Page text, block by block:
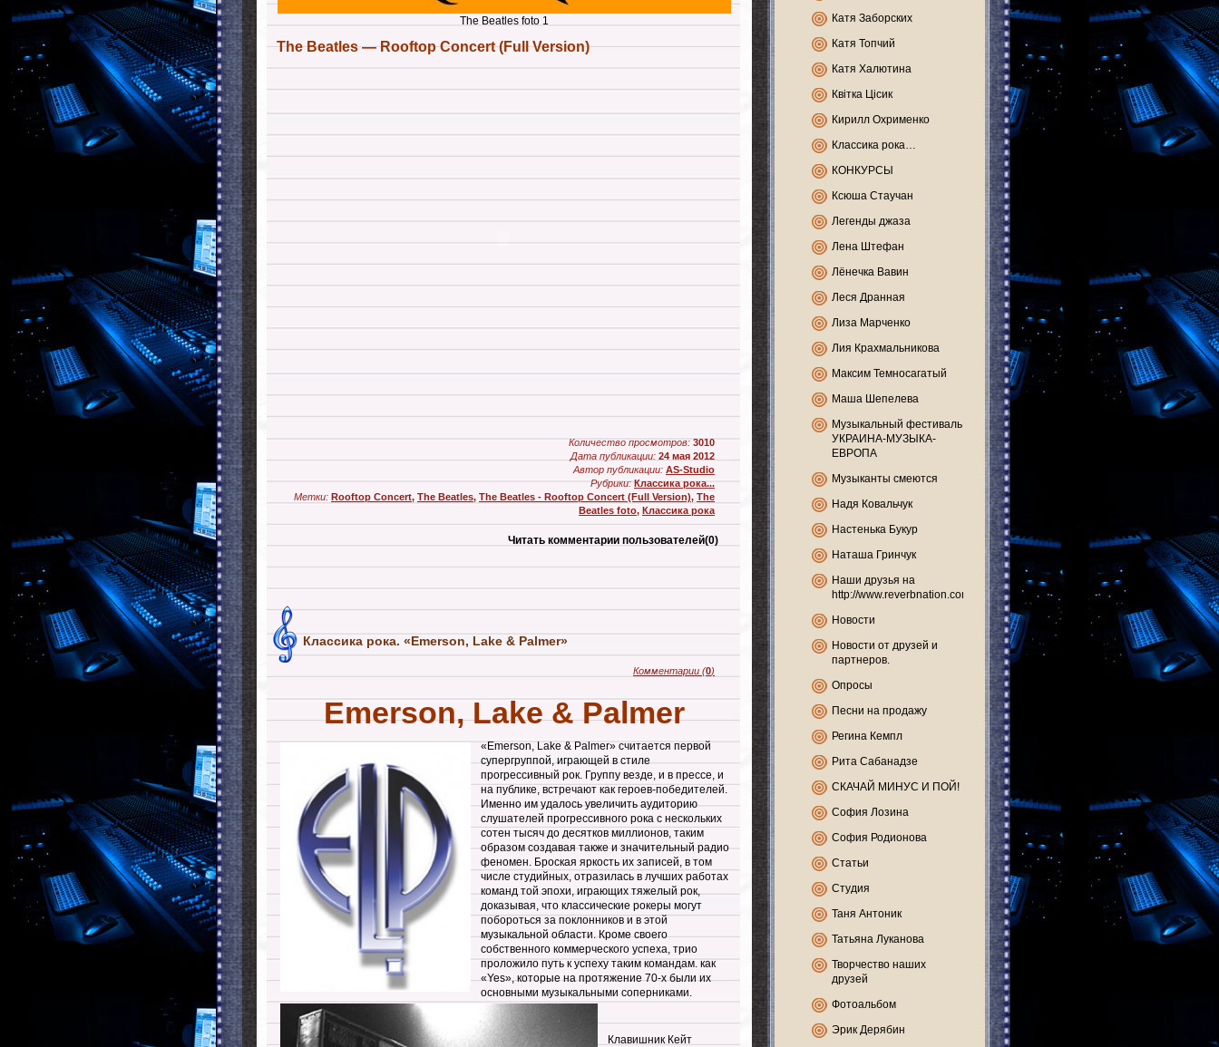
Катя Заборских
Катя Топчий
Катя Халютина
Квітка Цісик
Кирилл Охрименко
Классика рока…
КОНКУРСЫ
Ксюша Стаучан
Легенды джаза
Лена Штефан
Лёнечка Вавин
Леся Дранная
Лиза Марченко
Лия Крахмальникова
Максим Темносагатый
Маша Шепелева
Музыкальный фестиваль
УКРАИНА-МУЗЫКА-
ЕВРОПА
Музыканты смеются
Надя Ковальчук
Настенька Букур
Наташа Гринчук
Наши друзья на
http://www.reverbnation.com
Новости
Новости от друзей и
партнеров.
Опросы
Песни на продажу
Регина Кемпл
Рита Сабанадзе
СКАЧАЙ МИНУС И ПОЙ!
София Лозина
София Родионова
Статьи
Студия
Таня Антоник
Татьяна Луканова
Творчество наших
друзей
Фотоальбом
Эрик Дерябин
The Beatles foto 1
The Beatles — Rooftop Concert (Full Version)
Количество просмотров: 3010
Дата публикации: 24 мая 2012
Автор публикации: AS-Studio
Рубрики: Классика рока...
Метки: Rooftop Concert, The Beatles, The Beatles - Rooftop Concert (Full Version), The
Beatles foto, Классика рока
Читать комментарии пользователей(0)
Классика рока. «Emerson, Lake & Palmer»
Комментарии (0)
Emerson, Lake & Palmer
«Emerson, Lake & Palmer» считается первой
супергруппой, играющей в стиле
прогрессивный рок. Группу везде, и в прессе, и
на публике, встречают как героев-победителей.
Именно им удалось увеличить аудиторию
слушателей прогрессивного рока с нескольких
сотен тысяч до десятков миллионов, таким
образом создавая также и значительный радио
феномен. Броская яркость их записей, в том
числе студийных, отразилась в лучших работах
команд той эпохи, играющих тяжелый рок,
доказывая, что классические рокеры могут
побороться за поклонников и в этой
музыкальной области. Кроме своего
собственного коммерческого успеха, трио
проложило путь к успеху таким командам. как
«Yes», которые на протяжение 70-х были их
основными музыкальными соперниками.
Клавишник Кейт